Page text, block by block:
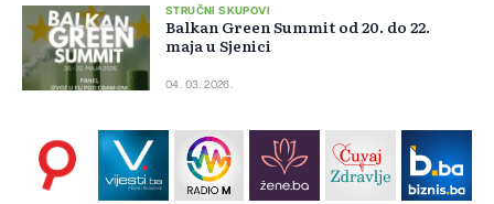
STRUČNI SKUPOVI
Balkan Green Summit od 20. do 22.
maja u Sjenici
04. 03. 2026.